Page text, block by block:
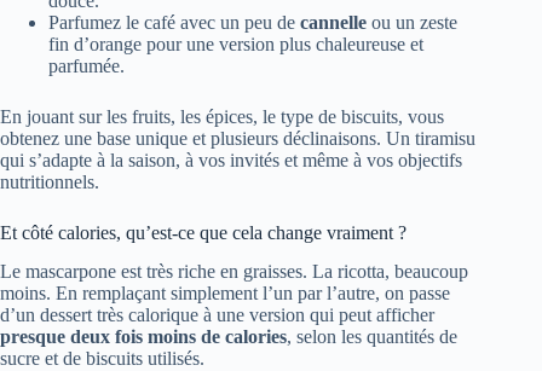
Parfumez le café avec un peu de cannelle ou un zeste
fin d’orange pour une version plus chaleureuse et
parfumée.
En jouant sur les fruits, les épices, le type de biscuits, vous
obtenez une base unique et plusieurs déclinaisons. Un tiramisu
qui s’adapte à la saison, à vos invités et même à vos objectifs
nutritionnels.
Et côté calories, qu’est-ce que cela change vraiment ?
Le mascarpone est très riche en graisses. La ricotta, beaucoup
moins. En remplaçant simplement l’un par l’autre, on passe
d’un dessert très calorique à une version qui peut afficher
presque deux fois moins de calories, selon les quantités de
sucre et de biscuits utilisés.